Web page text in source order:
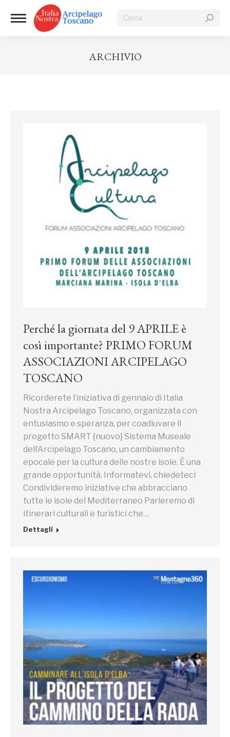
Cerca:
ARCHIVIO
Perché la giornata del 9 APRILE è
così importante? PRIMO FORUM
ASSOCIAZIONI ARCIPELAGO
TOSCANO
Ricorderete l’iniziativa di gennaio di Italia
Nostra Arcipelago Toscano, organizzata con
entusiasmo e speranza, per coadiuvare il
progetto SMART {nuovo} Sistema Museale
dell’Arcipelago Toscano, un cambiamento
epocale per la cultura delle nostre isole. È una
grande opportunità. Informatevi, chiedeteci
Condivideremo iniziative che abbracciano
tutte le isole del Mediterraneo Parleremo di
itinerari culturali e turistici che…
Dettagli